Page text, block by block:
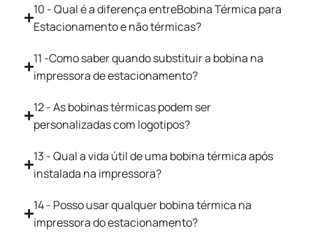
10 - Qual é a diferença entreBobina Térmica para
Estacionamento e não térmicas?
11 -Como saber quando substituir a bobina na
impressora de estacionamento?
12 - As bobinas térmicas podem ser
personalizadas com logotipos?
13 - Qual a vida útil de uma bobina térmica após
instalada na impressora?
14 - Posso usar qualquer bobina térmica na
impressora do estacionamento?